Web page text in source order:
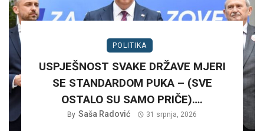
POLITIKA
USPJEŠNOST SVAKE DRŽAVE MJERI
SE STANDARDOM PUKA – (SVE
OSTALO SU SAMO PRIČE)….
By Saša Radović 31 srpnja, 2026